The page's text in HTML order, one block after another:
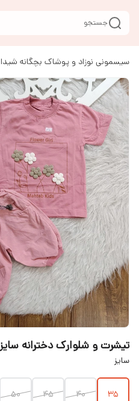
جستجو
سیسمونی نوزاد و پوشاک بچگانه شیدا
تیشرت و شلوارک دخترانه سایز ۳۵ تا ۵۰ جنس پنبه و کتان
سایز
35
40
45
50